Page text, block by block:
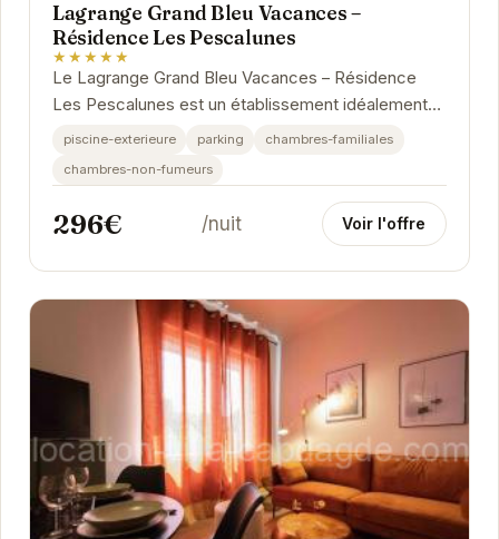
Lagrange Grand Bleu Vacances –
Résidence Les Pescalunes
★★★★★
Le Lagrange Grand Bleu Vacances – Résidence
Les Pescalunes est un établissement idéalement
situé à Agde. Il propose des hébergements...
piscine-exterieure parking
chambres-familiales
chambres-non-fumeurs
296€ /nuit Voir l'offre